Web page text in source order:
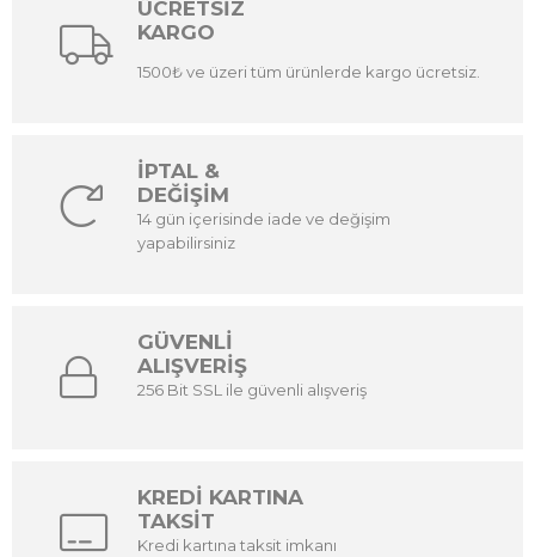
ÜCRETSİZ
KARGO
1500₺ ve üzeri tüm ürünlerde kargo ücretsiz.
İPTAL &
DEĞİŞİM
14 gün içerisinde iade ve değişim
yapabilirsiniz
GÜVENLİ
ALIŞVERİŞ
256 Bit SSL ile güvenli alışveriş
KREDİ KARTINA
TAKSİT
Kredi kartına taksit imkanı